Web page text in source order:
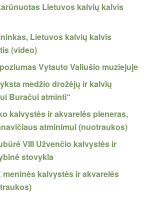
Lietuvos kalvių kalvis
Lietuvos kalvių kalvis
(video)
Vytauto Valiušio muziejuje
medžio drožėjų ir kalvių
Buračui atminti“
kalvystės ir akvarelės pleneras,
atminimui (nuotraukos)
VIII Užvenčio kalvystės ir
stovykla
meninės kalvystės ir akvarelės